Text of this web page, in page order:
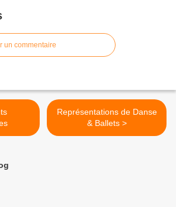
un commentaire
Représentations de Danse
& Ballets >